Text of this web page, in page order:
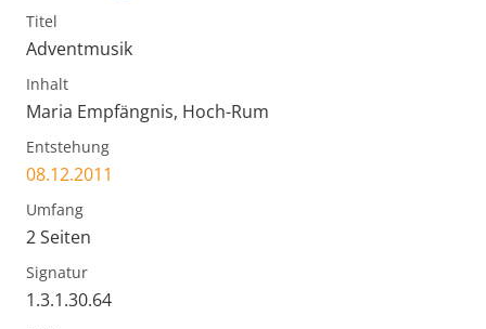
Titel
Adventmusik
Inhalt
Maria Empfängnis, Hoch-Rum
Entstehung
08.12.2011
Umfang
2 Seiten
Signatur
1.3.1.30.64